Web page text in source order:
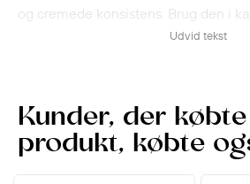
og cremede konsistens. Brug den i
desserter eller som en erstatning for
Udvid tekst
Kunder, der
produkt, købte